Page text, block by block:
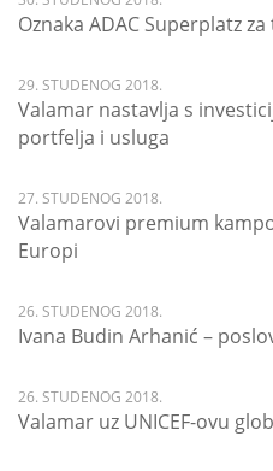
Oznaka ADAC Superplatz
29. STUDENOG 2018.
Valamar nastavlja s
portfelja i usluga
27. STUDENOG 2018.
Valamarovi premium
Europi
26. STUDENOG 2018.
Ivana Budin Arhanić –
26. STUDENOG 2018.
Valamar uz UNICEF-ovu